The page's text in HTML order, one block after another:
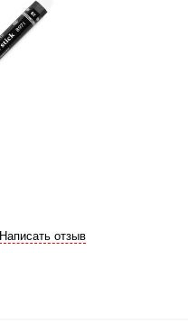
Написать отзыв